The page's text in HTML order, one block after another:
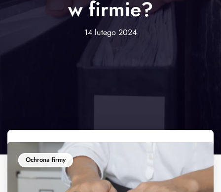
w firmie?
14 lutego 2024
Ochrona firmy